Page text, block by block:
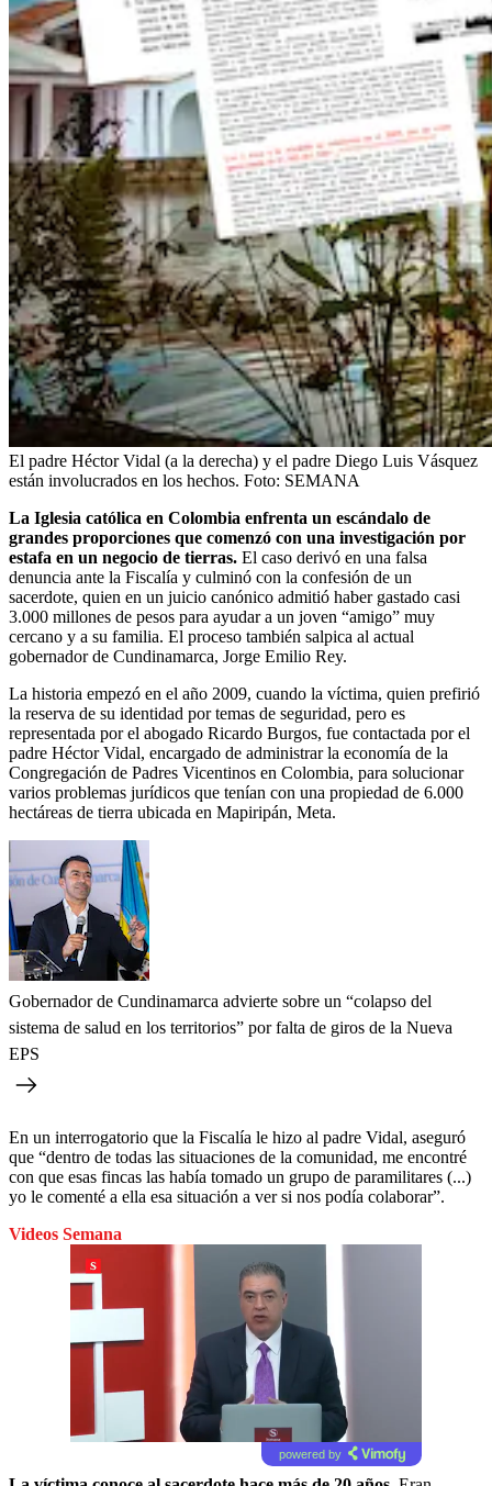
El padre Héctor Vidal (a la derecha) y el padre Diego Luis Vásquez
están involucrados en los hechos. Foto: SEMANA
La Iglesia católica en Colombia enfrenta un escándalo de
grandes proporciones que comenzó con una investigación por
estafa en un negocio de tierras. El caso derivó en una falsa
denuncia ante la Fiscalía y culminó con la confesión de un
sacerdote, quien en un juicio canónico admitió haber gastado casi
3.000 millones de pesos para ayudar a un joven “amigo” muy
cercano y a su familia. El proceso también salpica al actual
gobernador de Cundinamarca, Jorge Emilio Rey.
La historia empezó en el año 2009, cuando la víctima, quien prefirió
la reserva de su identidad por temas de seguridad, pero es
representada por el abogado Ricardo Burgos, fue contactada por el
padre Héctor Vidal, encargado de administrar la economía de la
Congregación de Padres Vicentinos en Colombia, para solucionar
varios problemas jurídicos que tenían con una propiedad de 6.000
hectáreas de tierra ubicada en Mapiripán, Meta.
Gobernador de Cundinamarca advierte sobre un “colapso del
sistema de salud en los territorios” por falta de giros de la Nueva
EPS
En un interrogatorio que la Fiscalía le hizo al padre Vidal, aseguró
que “dentro de todas las situaciones de la comunidad, me encontré
con que esas fincas las había tomado un grupo de paramilitares (...)
yo le comenté a ella esa situación a ver si nos podía colaborar”.
Videos Semana
powered by